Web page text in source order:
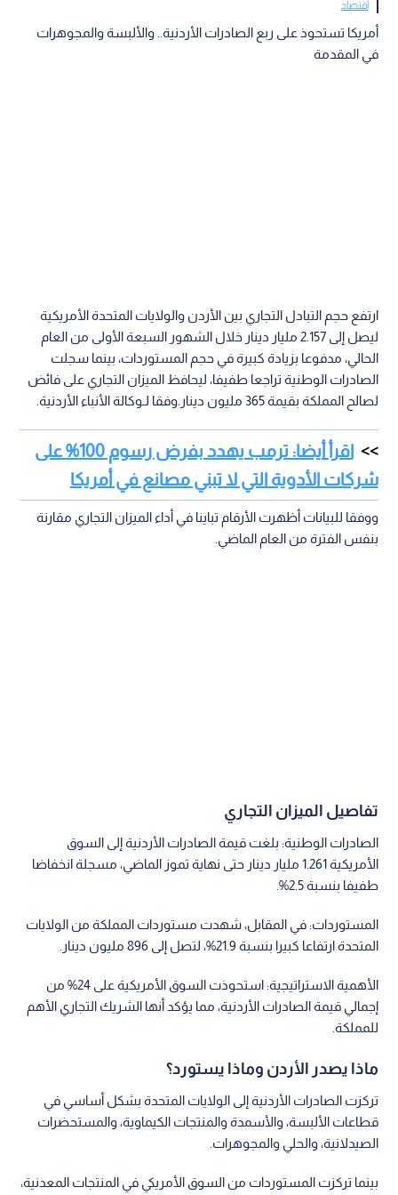
اقتصاد
أمريكا تستحوذ على ربع الصادرات الأردنية.. والألبسة والمجوهرات
في المقدمة
ارتفع حجم التبادل التجاري بين الأردن والولايات المتحدة الأمريكية
ليصل إلى 2.157 مليار دينار خلال الشهور السبعة الأولى من العام
الحالي، مدفوعا بزيادة كبيرة في حجم المستوردات، بينما سجلت
الصادرات الوطنية تراجعا طفيفا، ليحافظ الميزان التجاري على فائض
لصالح المملكة بقيمة 365 مليون دينار.وفقا لـوكالة الأنباء الأردنية.
اقرأ أيضا: ترمب يهدد بفرض رسوم 100% على
شركات الأدوية التي لا تبني مصانع في أمريكا
ووفقا للبيانات أظهرت الأرقام تباينا في أداء الميزان التجاري مقارنة
بنفس الفترة من العام الماضي.
تفاصيل الميزان التجاري
الصادرات الوطنية: بلغت قيمة الصادرات الأردنية إلى السوق
الأمريكية 1.261 مليار دينار حتى نهاية تموز الماضي، مسجلة انخفاضا
طفيفا بنسبة 2.5%.
المستوردات: في المقابل، شهدت مستوردات المملكة من الولايات
المتحدة ارتفاعا كبيرا بنسبة 21.9%، لتصل إلى 896 مليون دينار.
الأهمية الاستراتيجية: استحوذت السوق الأمريكية على 24% من
إجمالي قيمة الصادرات الأردنية، مما يؤكد أنها الشريك التجاري الأهم
للمملكة.
ماذا يصدر الأردن وماذا يستورد؟
تركزت الصادرات الأردنية إلى الولايات المتحدة بشكل أساسي في
قطاعات الألبسة، والأسمدة والمنتجات الكيماوية، والمستحضرات
الصيدلانية، والحلي والمجوهرات.
بينما تركزت المستوردات من السوق الأمريكي في المنتجات المعدنية،